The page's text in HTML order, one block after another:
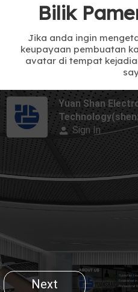
Bilik
Jika anda ingin
keupayaan pembuatan
avatar di tempat